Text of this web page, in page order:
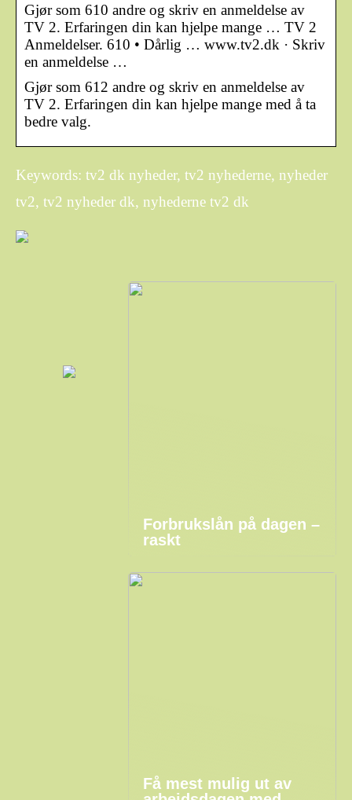
Gjør som 610 andre og skriv en anmeldelse av
TV 2. Erfaringen din kan hjelpe mange … TV 2
Anmeldelser. 610 • Dårlig … www.tv2.dk · Skriv
en anmeldelse …
Gjør som 612 andre og skriv en anmeldelse av
TV 2. Erfaringen din kan hjelpe mange med å ta
bedre valg.
Keywords: tv2 dk nyheder, tv2 nyhederne, nyheder
tv2, tv2 nyheder dk, nyhederne tv2 dk
Forbrukslån på dagen –
raskt
Få mest mulig ut av